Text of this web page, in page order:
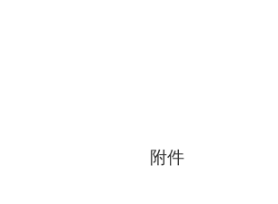
附件